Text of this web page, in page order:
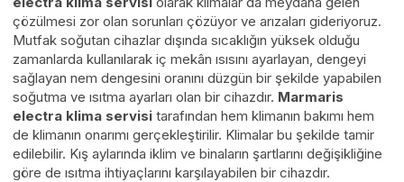
çözülmesi zor olan sorunları çözüyor ve arızaları gideriyoruz.
Mutfak soğutan cihazlar dışında sıcaklığın yüksek olduğu
zamanlarda kullanılarak iç mekân ısısını ayarlayan, dengeyi
sağlayan nem dengesini oranını düzgün bir şekilde yapabilen
soğutma ve ısıtma ayarları olan bir cihazdır. Marmaris
electra klima servisi tarafından hem klimanın bakımı hem
de klimanın onarımı gerçekleştirilir. Klimalar bu şekilde tamir
edilebilir. Kış aylarında iklim ve binaların şartlarını değişikliğine
göre de ısıtma ihtiyaçlarını karşılayabilen bir cihazdır.